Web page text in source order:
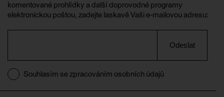
komentované prohlídky a další doprovodné programy
elektronickou poštou, zadejte laskavě Vaši e-mailovou adresu:
Odeslat
Souhlasím se zpracováním osobních údajů